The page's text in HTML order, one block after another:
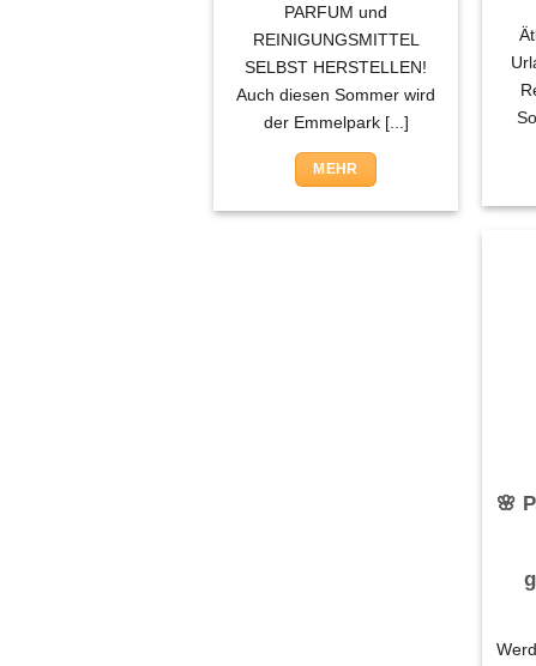
PARFUM und
REINIGUNGSMITTEL
SELBST HERSTELLEN!
Auch diesen Sommer wird
der Emmelpark [...]
MEHR
🌸